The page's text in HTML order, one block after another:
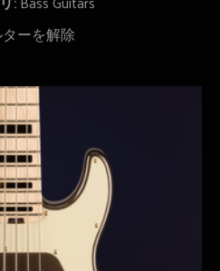
ーを解除